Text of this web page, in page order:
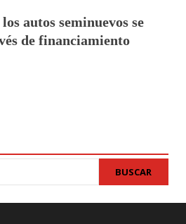
autos seminuevos se
de financiamiento
BUSCAR